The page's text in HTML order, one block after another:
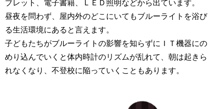
ブレット、電子書籍、ＬＥＤ照明などから出ています。
昼夜を問わず、屋内外のどこにいてもブルーライトを浴び
る生活環境にあると言えます。
子どもたちがブルーライトの影響を知らずにＩＴ機器にの
めり込んでいくと体内時計のリズムが乱れて、朝は起きら
れなくなり、不登校に陥っていくこともあります。